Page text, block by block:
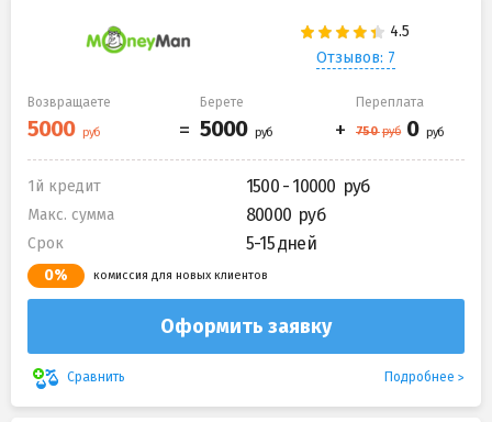
Отзывов: 7
Возвращаете Берете Переплата
1й кредит 1500 - 10000
Макс. сумма 80000
Срок 5-15 дней
0% комиссия для новых клиентов
Оформить заявку
Сравнить Подробнее